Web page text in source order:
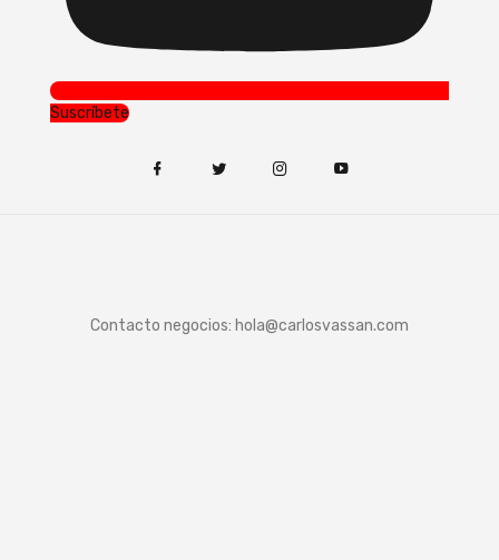
Suscríbete
Contacto negocios: hola@carlosvassan.com